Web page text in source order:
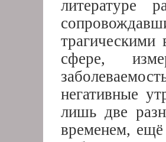
литературе
трагическими
сфере,
негативные
лишь две
временем,